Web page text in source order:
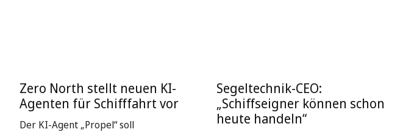
Zero North stellt neuen KI-
Agenten für Schifffahrt vor
Der KI-Agent „Propel“ soll
Segeltechnik-CEO:
„Schiffseigner können schon
heute handeln“